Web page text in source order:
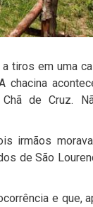
tiros em uma
chacina
de Cruz.
irmãos
de São
e que,